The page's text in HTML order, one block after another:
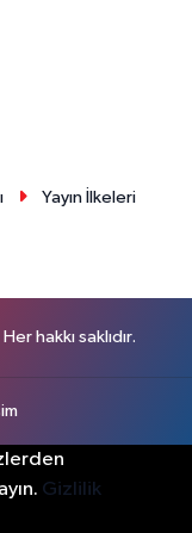
Yayın İlkeleri
hakkı saklıdır.
Gizlilik